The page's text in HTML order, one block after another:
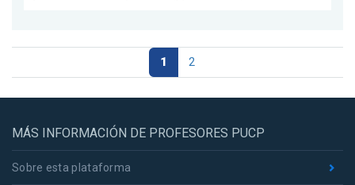
1 2
MÁS INFORMACIÓN DE PROFESORES PUCP
Sobre esta plataforma